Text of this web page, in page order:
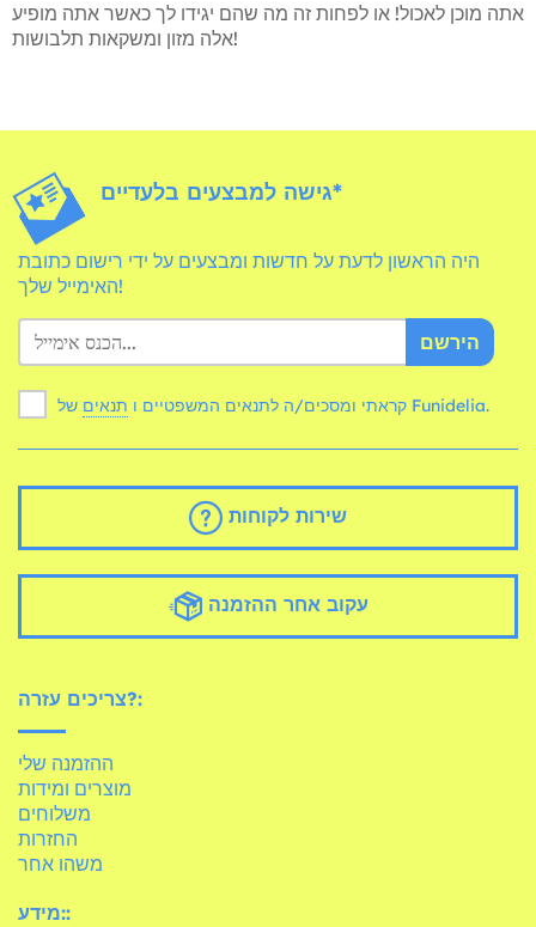
אתה מוכן לאכול! או לפחות זה מה שהם יגידו לך כאשר אתה מופיע
אלה מזון ומשקאות תלבושות!
גישה למבצעים בלעדיים*
היה הראשון לדעת על חדשות ומבצעים על ידי רישום כתובת
האימייל שלך!
הירשם
קראתי ומסכים/ה לתנאים המשפטיים ו תנאים של Funidelia.
שירות לקוחות
עקוב אחר ההזמנה
צריכים עזרה?:
ההזמנה שלי
מוצרים ומידות
משלוחים
החזרות
משהו אחר
מידע::